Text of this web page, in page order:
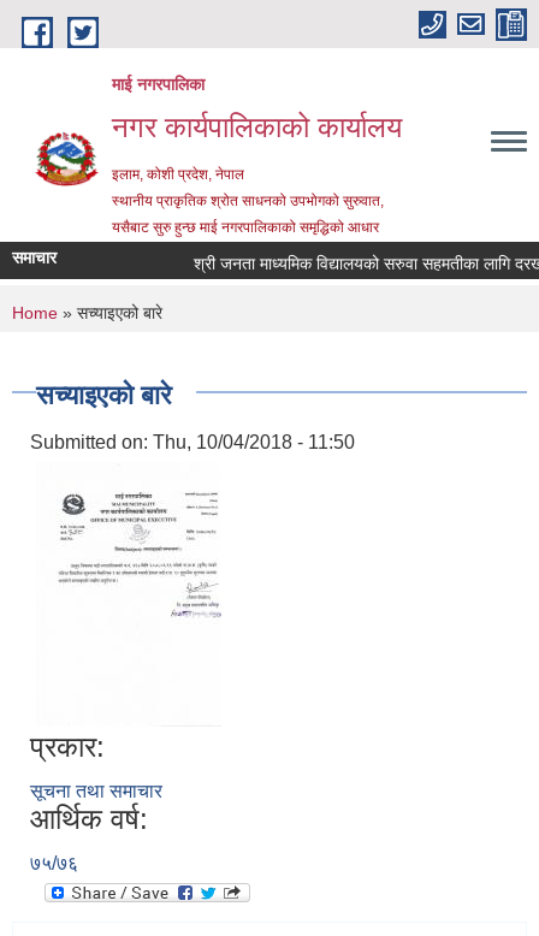
Skip to main content
माई नगरपालिका
नगर कार्यपालिकाको कार्यालय
इलाम, कोशी प्रदेश, नेपाल
स्थानीय प्राकृतिक श्रोत साधनको उपभोगको सुरुवात,
यसैबाट सुरु हुन्छ माई नगरपालिकाको समृद्धिको आधार
समाचार श्री जनता माध्यमिक विद्यालयको सरुवा सहमतीका लागि
You are here
Home » सच्याइएको बारे
सच्याइएको बारे
Submitted on: Thu, 10/04/2018 - 11:50
प्रकार:
सूचना तथा समाचार
आर्थिक वर्ष:
७५/७६